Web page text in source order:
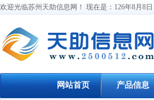
欢迎光临苏州天助信息网！ 现在是： 126年8月 8日
网站首页 产品信息